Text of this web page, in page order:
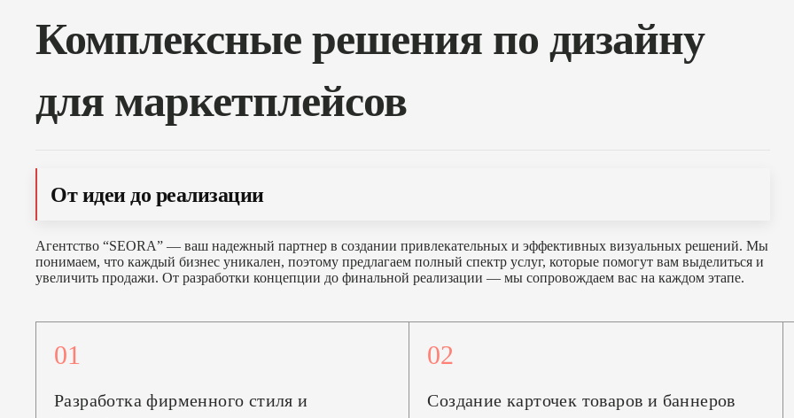
Комплексные решения по дизайну
для маркетплейсов
От идеи до реализации
Агентство “SEORA” — ваш надежный партнер в создании привлекательных и эффективных визуальных решений. Мы
понимаем, что каждый бизнес уникален, поэтому предлагаем полный спектр услуг, которые помогут вам выделиться и
увеличить продажи. От разработки концепции до финальной реализации — мы сопровождаем вас на каждом этапе.
01
Разработка фирменного стиля и
02
Создание карточек товаров и баннеров